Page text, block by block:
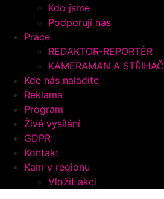
Kdo jsme
Podporují nás
Práce
REDAKTOR-REPORTÉR
KAMERAMAN A STŘIHAČ
Kde nás naladíte
Reklama
Program
Živé vysílání
GDPR
Kontakt
Kam v regionu
Vložit akci